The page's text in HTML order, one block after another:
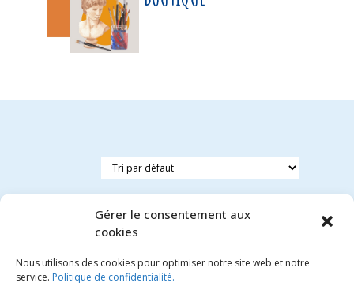
Gérer le consentement aux
cookies
Nous utilisons des cookies pour optimiser notre site web et notre
service. Politique de confidentialité.
Invitations
cupcake